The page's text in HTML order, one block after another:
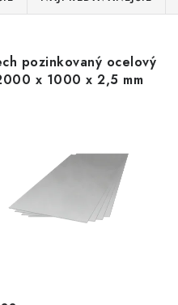
pozinkovaný ocelový
x 1000 x 2,5 mm